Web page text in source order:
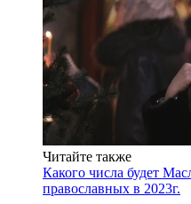
Читайте также
Какого числа будет
православных в 2023г.